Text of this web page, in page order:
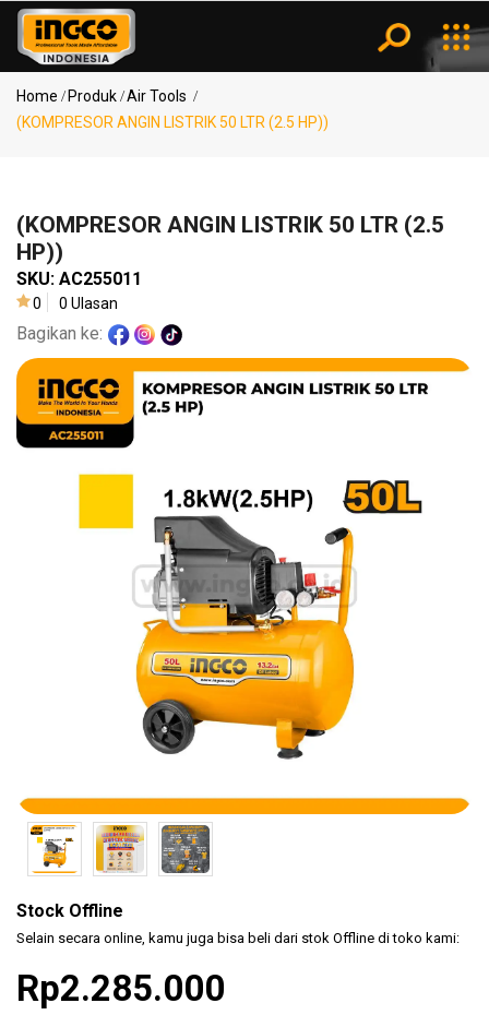
MESIN
BOR ..
KOMPRESOR
..
GUN..
(MESIN
Home Produk Air Tools
(KOMPRESOR ANGIN LISTRIK 50 LTR (2.5 HP))
(KOMPRESOR ANGIN LISTRIK 50 LTR (2.5
HP))
SKU: AC255011
0 0 Ulasan
Bagikan ke:
Stock Offline
Selain secara online, kamu juga bisa beli dari stok Offline di toko kami:
Rp2.285.000
Kategori
Air
Tools
Measuring
Power
Tools
Accessories
Other
Tools
Notifikasi
Tidak
Ada